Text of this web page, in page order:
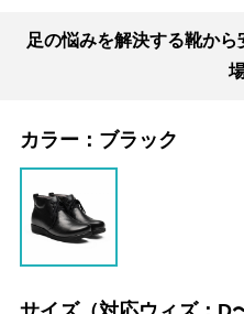
足の悩みを解決する靴か
カラー： ブラック